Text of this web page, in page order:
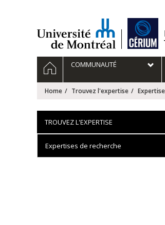
Navigation
principale
HOMECOMMUNAUTÉ
Home Trouvez l'expertise
TROUVEZ L'EXPERTISE
Expertises de recherche